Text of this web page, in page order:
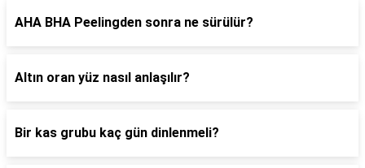
AHA BHA Peelingden sonra ne sürülür?
Altın oran yüz nasıl anlaşılır?
Bir kas grubu kaç gün dinlenmeli?